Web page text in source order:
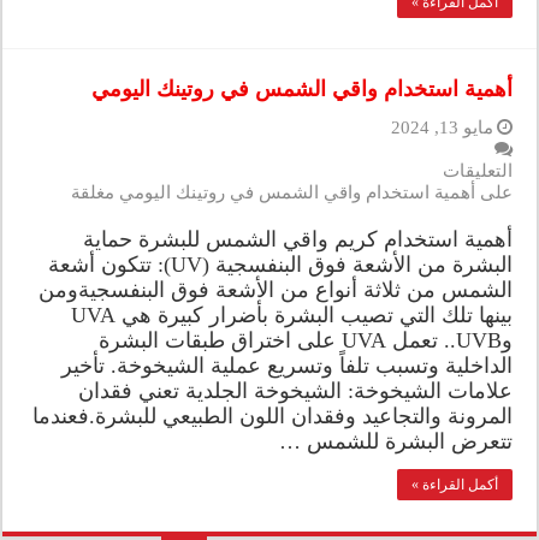
أهمية استخدام واقي الشمس في روتينك اليومي
مايو 13, 2024
التعليقات
على أهمية استخدام واقي الشمس في روتينك اليومي مغلقة
أهمية استخدام كريم واقي الشمس للبشرة حماية
البشرة من الأشعة فوق البنفسجية (UV): تتكون أشعة
الشمس من ثلاثة أنواع من الأشعة فوق البنفسجيةومن
بينها تلك التي تصيب البشرة بأضرار كبيرة هي UVA
وUVB.. تعمل UVA على اختراق طبقات البشرة
الداخلية وتسبب تلفاً وتسريع عملية الشيخوخة. تأخير
علامات الشيخوخة: الشيخوخة الجلدية تعني فقدان
المرونة والتجاعيد وفقدان اللون الطبيعي للبشرة.فعندما
تتعرض البشرة للشمس …
أكمل القراءة »